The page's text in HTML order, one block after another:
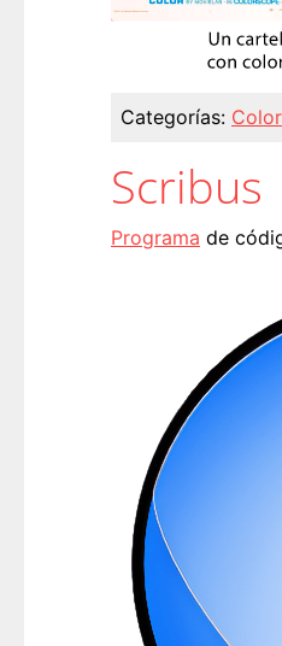
Categorías: Color
Scribus
Programa de